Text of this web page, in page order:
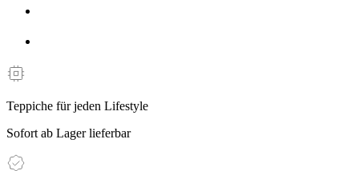
Teppiche für jeden Lifestyle
Sofort ab Lager lieferbar